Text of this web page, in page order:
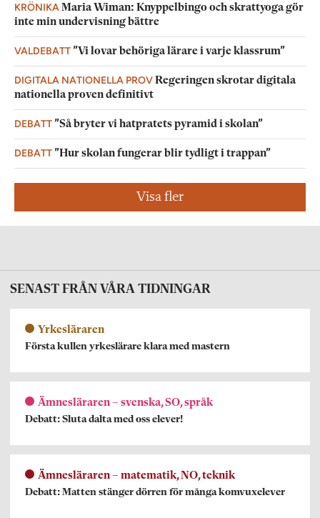
KRÖNIKA Maria Wiman: Knyppelbingo och skrattyoga gör
inte min undervisning bättre
VALDEBATT”Vi lovar behöriga lärare i varje klassrum”
DIGITALA NATIONELLA PROVRegeringen skrotar digitala
nationella proven definitivt
DEBATT”Så bryter vi hatpratets pyramid i skolan”
DEBATT”Hur skolan fungerar blir tydligt i trappan”
Visa fler
SENAST FRÅN VÅRA TIDNINGAR
Yrkesläraren
Första kullen yrkeslärare klara med mastern
Ämnesläraren – svenska, SO, språk
Debatt: Sluta dalta med oss elever!
Ämnesläraren – matematik, NO, teknik
Debatt: Matten stänger dörren för många komvuxelever